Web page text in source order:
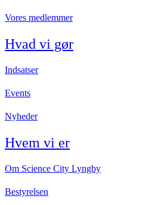
Vores medlemmer
Hvad vi gør
Indsatser
Events
Nyheder
Hvem vi er
Om Science City Lyngby
Bestyrelsen